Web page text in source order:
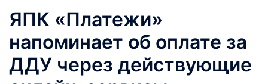
ЯПК «Платежи»
напоминает об оплате за
ДДУ через действующие